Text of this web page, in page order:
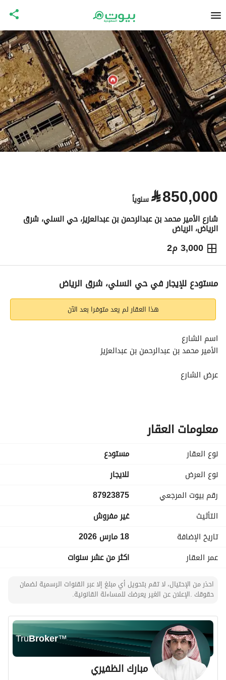
⃁850,000 سنوياً
شارع الأمير محمد بن عبدالرحمن بن عبدالعزيز، حي السلي، شرق
الرياض، الرياض
3,000 م2
⃁
850,000
الإعلان الاماكن القريبة
مستودع للإيجار في حي السلي، شرق الرياض
هذا العقار لم يعد متوفرا بعد الآن
اسم الشارع
الأمير محمد بن عبدالرحمن بن عبدالعزيز
عرض الشارع
2953
معلومات العقار
نوع العقار
مستودع
نوع العرض
للايجار
رقم بيوت المرجعي
87923875
التأثيث
غير مفروش
تاريخ الإضافة
18 مارس 2026
عمر العقار
اكثر من عشر سنوات
احذر من الإحتيال، لا تقم بتحويل أي مبلغ إلا عبر القنوات الرسمية لضمان
حقوقك .الإعلان عن الغير يعرضك للمساءلة القانونية.
TruBroker™
مبارك الظفيري